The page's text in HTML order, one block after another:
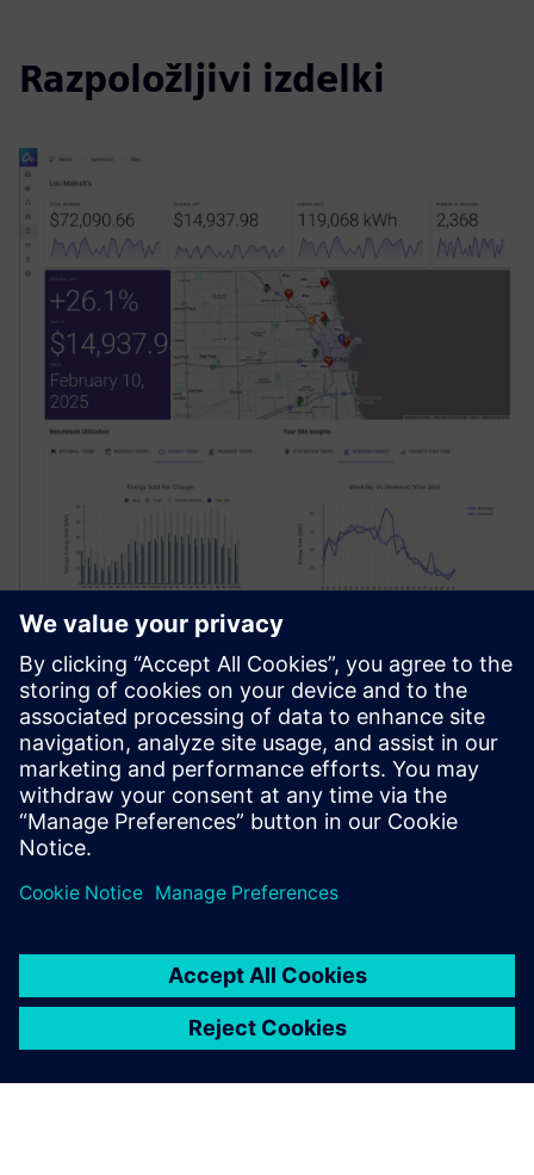
Razpoložljivi izdelki
Site Profit Optimization
Optimize pricing strategies in real-time, stay ahead of your
competition, and streamline infrastructure deployment,
with an all in one charging intelligence platform.
Izvedite več